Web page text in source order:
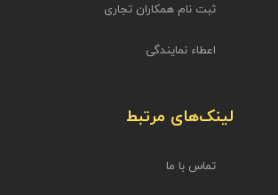
ثبت نام همکاران تجاری
اعطاء نمایندگی
لینک‌های مرتبط
تماس با ما